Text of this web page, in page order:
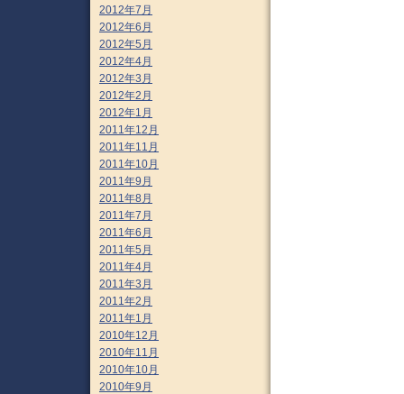
2012年7月
2012年6月
2012年5月
2012年4月
2012年3月
2012年2月
2012年1月
2011年12月
2011年11月
2011年10月
2011年9月
2011年8月
2011年7月
2011年6月
2011年5月
2011年4月
2011年3月
2011年2月
2011年1月
2010年12月
2010年11月
2010年10月
2010年9月